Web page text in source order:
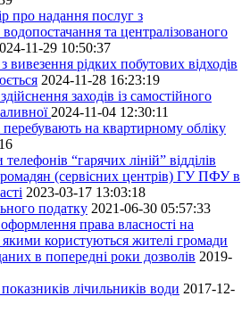
про надання послуг з
та централізованого
11-29 10:50:37
вивезення рідких побутових відходів
2024-11-28 16:23:19
заходів із самостійного
2024-11-04 12:30:11
перебувають на квартирному обліку
“гарячих ліній” відділів
(сервісних центрів) ГУ ПФУ в
2023-03-17 13:03:18
податку 2021-06-30 05:57:33
права власності на
якими користуються жителі громади
в попередні роки дозволів 2019-
лічильників води 2017-12-